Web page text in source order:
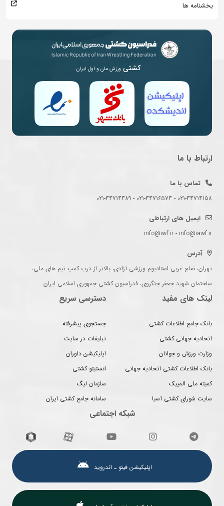
بخشنامه ها
کشتی ورزش ملی و اول ایران
ارتباط با ما
تماس با ما
021-44714158 - 021-44716574 - 021-44714489
ایمیل های ارتباطی
info@iwf.ir - info@iawf.ir
آدرس
تهران، ضلع غربی استادیوم ورزشی آزادی، بالاتر از درب کمپ تیم های ملی،
ساختمان شهید جعفر جنگروی، فدراسیون کشتی جمهوری اسلامی ایران
لینک های مفید
بانک جامع اطلاعات کشتی
اتحادیه جهانی کشتی
وزارت ورزش و جوانان
بانک اطلاعات کشتی اتحادیه جهانی
کمیته ملی المپیک
سایت شورای کشتی آسیا
دسترسی سریع
جستجوی پیشرفته
تبلیغات در سایت
اپلیکیشن داوران
انستیتو کشتی
سازمان لیگ
سامانه جامع کشتی ایران
شبکه اجتماعی
اپلیکیشن فیتو ـ اندروید